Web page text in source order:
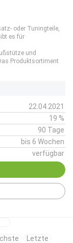
oder Tuningteile,
es für
und
Produktsortiment
22.04.2021
19 %
90 Tage
bis 6 Wochen
verfügbar
Letzte